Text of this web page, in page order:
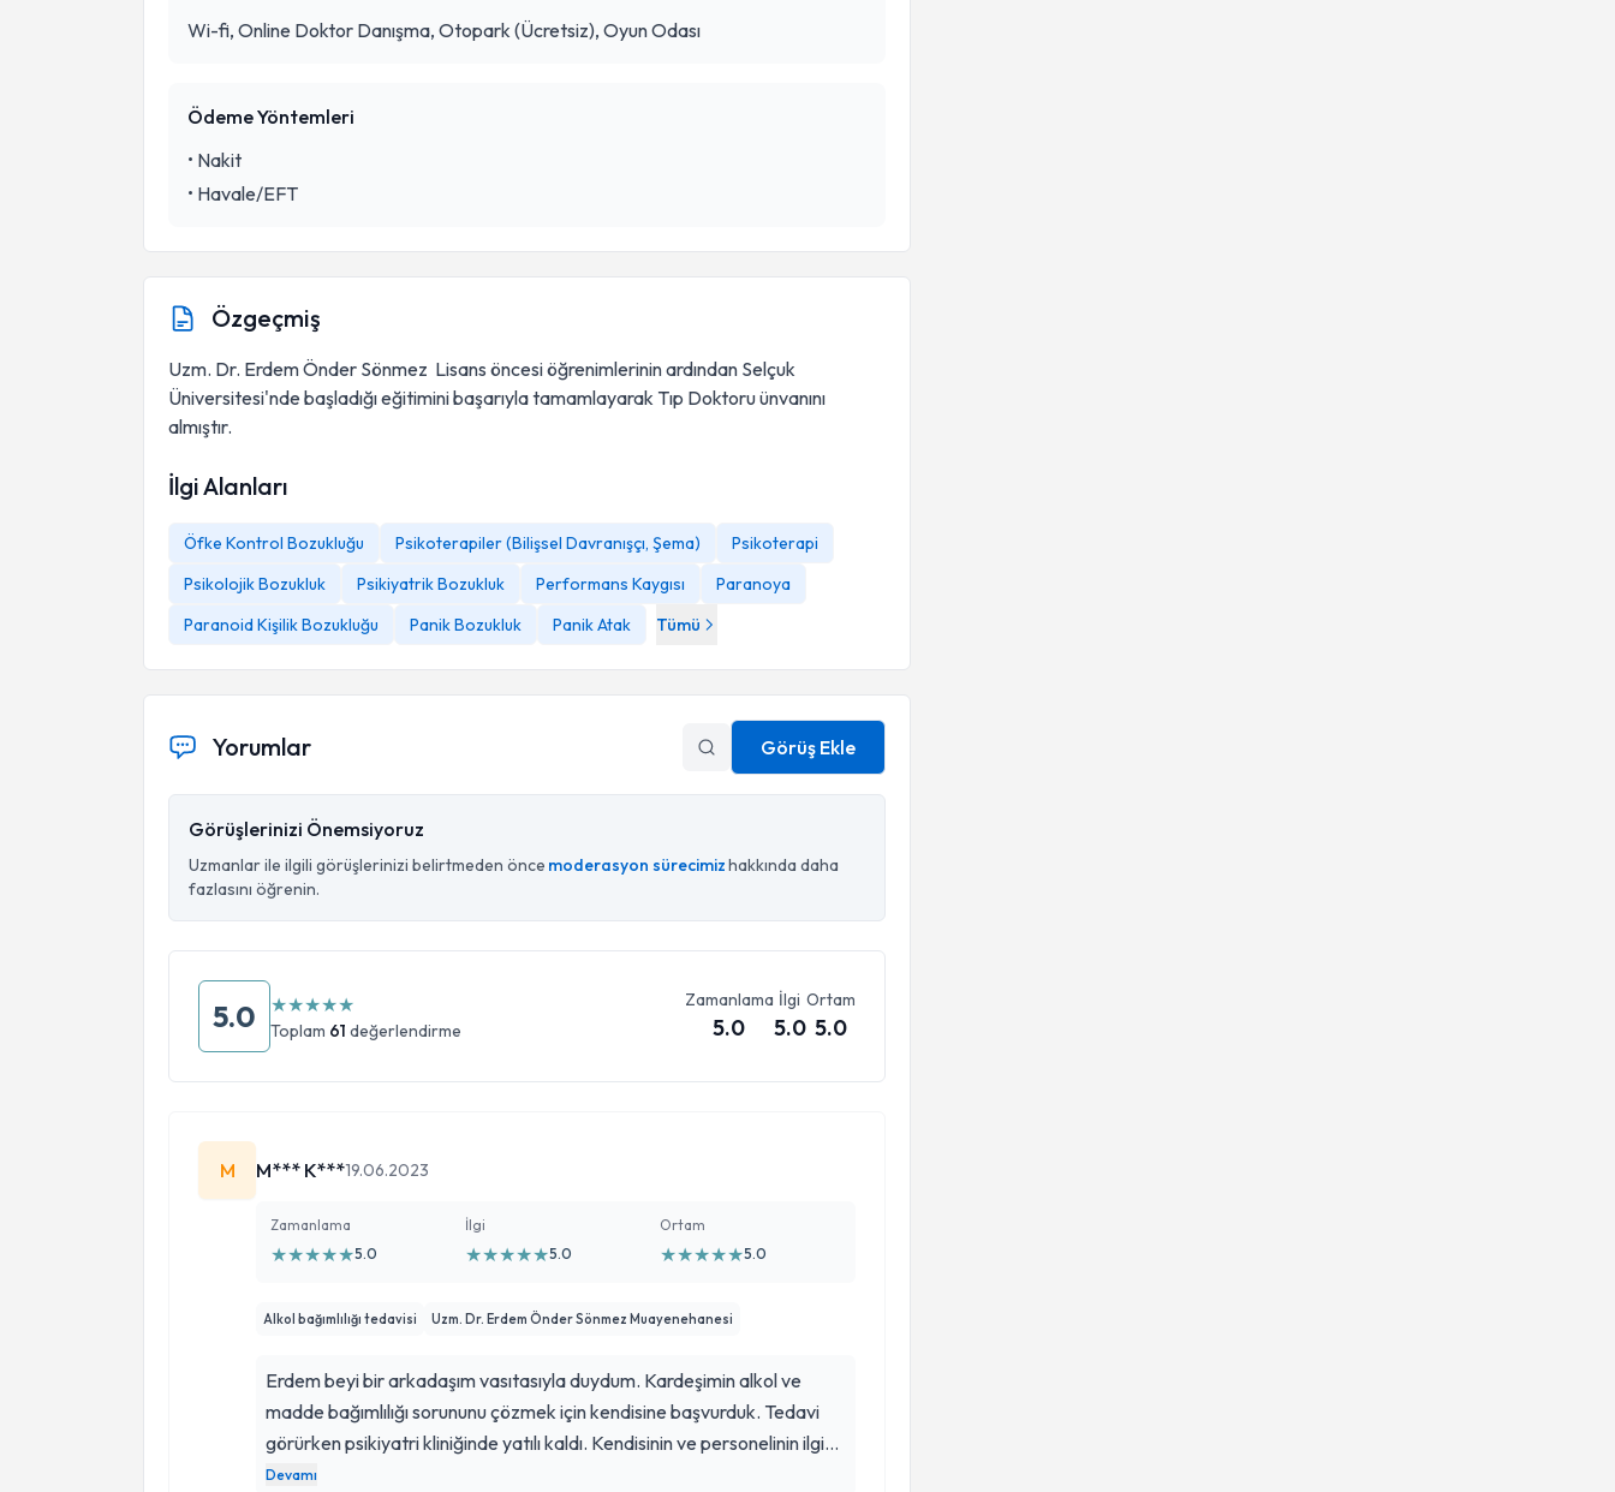
Wi-fi, Online Doktor Danışma, Otopark (Ücretsiz), Oyun Odası
Ödeme Yöntemleri
• Nakit
• Havale/EFT
Özgeçmiş
Uzm. Dr. Erdem Önder Sönmez Lisans öncesi öğrenimlerinin ardından Selçuk
Üniversitesi'nde başladığı eğitimini başarıyla tamamlayarak Tıp Doktoru ünvanını
almıştır.
İlgi Alanları
Öfke Kontrol Bozukluğu Psikoterapiler (Bilişsel Davranışçı, Şema)
Psikoterapi
Psikolojik Bozukluk
Psikiyatrik Bozukluk Performans Kaygısı
Paranoya
Paranoid Kişilik Bozukluğu
Panik Bozukluk Panik Atak Tümü
Yorumlar Görüş Ekle
Görüşlerinizi Önemsiyoruz
Uzmanlar ile ilgili görüşlerinizi belirtmeden önce moderasyon sürecimizhakkında daha
fazlasını öğrenin.
5.0 ★★★★★
Toplam 61 değerlendirme
Zamanlama
5.0
İlgi
5.0
Ortam
5.0
M M*** K***19.06.2023
Zamanlama
★★★★★5.0
İlgi
★★★★★5.0
Ortam
★★★★★5.0
Alkol bağımlılığı tedavisi Uzm. Dr. Erdem Önder Sönmez Muayenehanesi
Erdem beyi bir arkadaşım vasıtasıyla duydum. Kardeşimin alkol ve
madde bağımlılığı sorununu çözmek için kendisine başvurduk. Tedavi
görürken psikiyatri kliniğinde yatılı kaldı. Kendisinin ve personelinin ilgisi,
sabrı, profesyonelliği muzzamdı. Tedaviler uygulandı, taburcu edilirken
Devamı